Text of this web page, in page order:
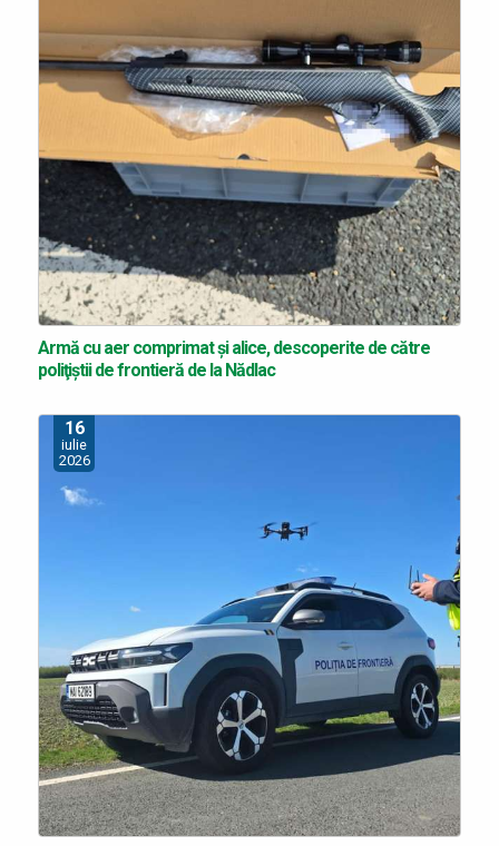
Armă cu aer comprimat și alice, descoperite de către
poliţiştii de frontieră de la Nădlac
16
iulie
2026